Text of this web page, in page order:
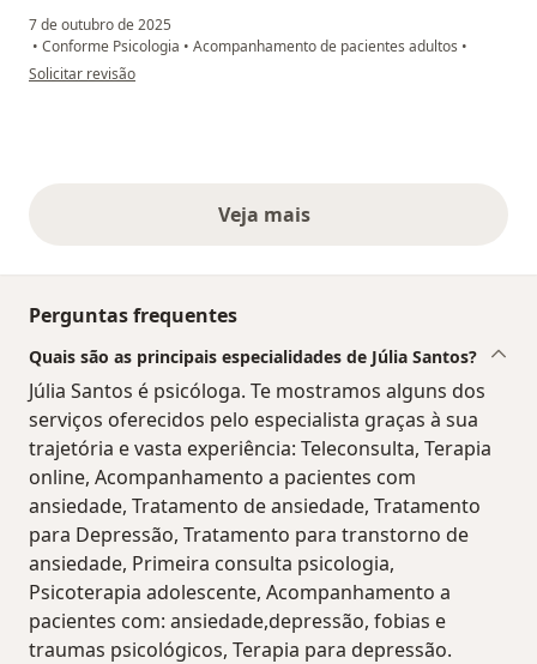
7 de outubro de 2025
• Conforme Psicologia • Acompanhamento de pacientes adultos •
na opinião do utilizador Priscila Motta
Solicitar revisão
Veja maisopiniões acima
Perguntas frequentes
Quais são as principais especialidades de Júlia Santos?
Júlia Santos é psicóloga. Te mostramos alguns dos
serviços oferecidos pelo especialista graças à sua
trajetória e vasta experiência: Teleconsulta, Terapia
online, Acompanhamento a pacientes com
ansiedade, Tratamento de ansiedade, Tratamento
para Depressão, Tratamento para transtorno de
ansiedade, Primeira consulta psicologia,
Psicoterapia adolescente, Acompanhamento a
pacientes com: ansiedade,depressão, fobias e
traumas psicológicos, Terapia para depressão.